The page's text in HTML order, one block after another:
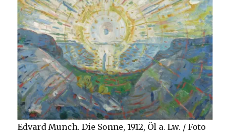
Edvard Munch. Die Sonne, 1912, Öl a. Lw. / Foto